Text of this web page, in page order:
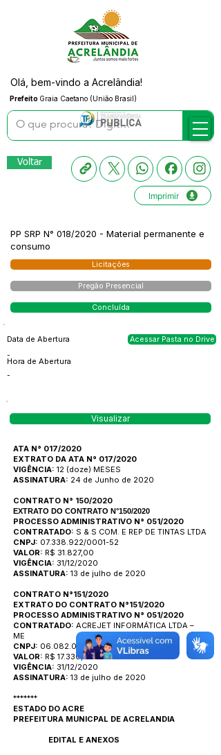
Prefeito Graia Caetano (União Brasil)
Olá, bem-vindo a Acrelândia!
Voltar
Imprimir
PP SRP N° 018/2020 - Material permanente e
consumo
Licitações
Pregão Presencial
Concluída
Data de Abertura
-
Hora de Abertura
-
Acessar Pasta no Drive
Visualizar
ATA N° 017/2020
EXTRATO DA ATA N° 017/2020
VIGÊNCIA: 12 (doze) MESES
ASSINATURA: 24 de Junho de 2020
CONTRATO N° 150/2020
EXTRATO DO CONTRATO N°150/2020
PROCESSO ADMINISTRATIVO N° 051/2020
CONTRATADO: S & S COM. E REP DE TINTAS LTDA
CNPJ: 07.338.922/0001-52
VALOR: R$ 31.827,00
VIGÊNCIA: 31/12/2020
ASSINATURA: 13 de julho de 2020
CONTRATO N°151/2020
EXTRATO DO CONTRATO N°151/2020
PROCESSO ADMINISTRATIVO N° 051/2020
CONTRATADO: ACREJET INFORMÁTICA LTDA –
ME
CNPJ: 06.082.078/0001-89
VALOR: R$ 17.330,50
VIGÊNCIA: 31/12/2020
ASSINATURA: 13 de julho de 2020
*******
ESTADO DO ACRE
PREFEITURA MUNICPAL DE ACRELANDIA
EDITAL E ANEXOS